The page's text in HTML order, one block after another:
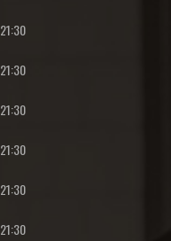
21:30
21:30
21:30
21:30
21:30
21:30